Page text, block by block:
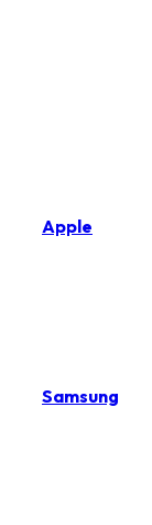
Apple
Samsung